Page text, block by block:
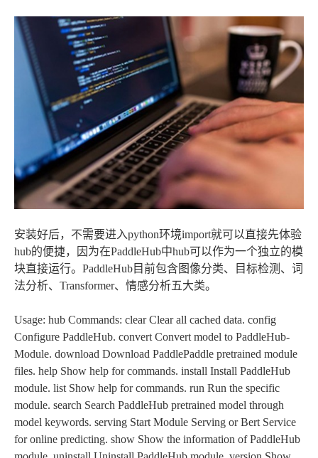
安装好后，不需要进入python环境import就可以直接先体验
hub的便捷，因为在PaddleHub中hub可以作为一个独立的模
块直接运行。PaddleHub目前包含图像分类、目标检测、词
法分析、Transformer、情感分析五大类。
Usage: hub Commands: clear Clear all cached data. config
Configure PaddleHub. convert Convert model to PaddleHub-
Module. download Download PaddlePaddle pretrained module
files. help Show help for commands. install Install PaddleHub
module. list Show help for commands. run Run the specific
module. search Search PaddleHub pretrained model through
model keywords. serving Start Module Serving or Bert Service
for online predicting. show Show the information of PaddleHub